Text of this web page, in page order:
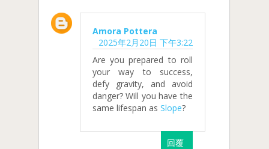
Amora Pottera
2025年2月20日 下午3:22
Are you prepared to roll
your way to success,
defy gravity, and avoid
danger? Will you have the
same lifespan as Slope?
回覆